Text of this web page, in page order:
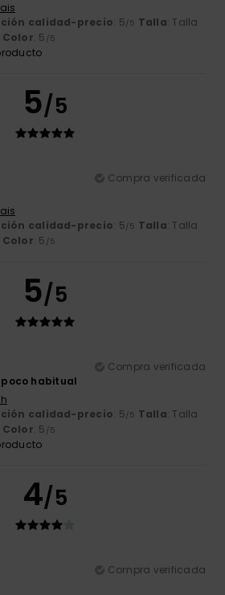
calidad-precio: 5/5 Talla: Talla
Color: 5 /5
5/5
Compra verificada
calidad-precio: 5/5 Talla: Talla
Color: 5 /5
5/5
Compra verificada
poco habitual
calidad-precio: 5/5 Talla: Talla
Color: 5 /5
4/5
Compra verificada